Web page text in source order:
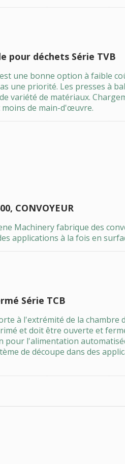
pour déchets Série TVB
une bonne option à faible
une priorité. Les presses à
variété de matériaux.
de main-d'œuvre.
CONVOYEUR
Machinery fabrique des
applications à la fois en
Série TCB
à l'extrémité de la chambre
et doit être ouverte et
pour l'alimentation
de découpe dans des